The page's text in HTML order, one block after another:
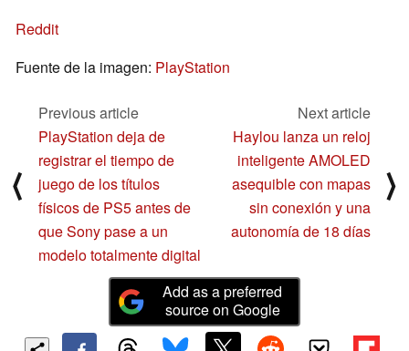
Reddit
Fuente de la imagen: PlayStation
⟨
Previous article
PlayStation deja de
registrar el tiempo de
juego de los títulos
físicos de PS5 antes de
que Sony pase a un
modelo totalmente digital
Next article
Haylou lanza un reloj
inteligente AMOLED
asequible con mapas
sin conexión y una
autonomía de 18 días
⟩
Add as a preferred
source on Google